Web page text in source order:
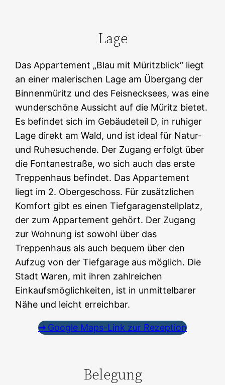
Lage
Das Appartement „Blau mit Müritzblick“ liegt
an einer malerischen Lage am Übergang der
Binnenmüritz und des Feisnecksees, was eine
wunderschöne Aussicht auf die Müritz bietet.
Es befindet sich im Gebäudeteil D, in ruhiger
Lage direkt am Wald, und ist ideal für Natur-
und Ruhesuchende. Der Zugang erfolgt über
die Fontanestraße, wo sich auch das erste
Treppenhaus befindet. Das Appartement
liegt im 2. Obergeschoss. Für zusätzlichen
Komfort gibt es einen Tiefgaragenstellplatz,
der zum Appartement gehört. Der Zugang
zur Wohnung ist sowohl über das
Treppenhaus als auch bequem über den
Aufzug von der Tiefgarage aus möglich. Die
Stadt Waren, mit ihren zahlreichen
Einkaufsmöglichkeiten, ist in unmittelbarer
Nähe und leicht erreichbar.
➞ Google Maps-Link zur Rezeption
Belegung